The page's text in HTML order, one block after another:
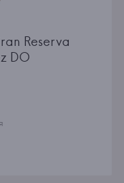
Reserva
DO